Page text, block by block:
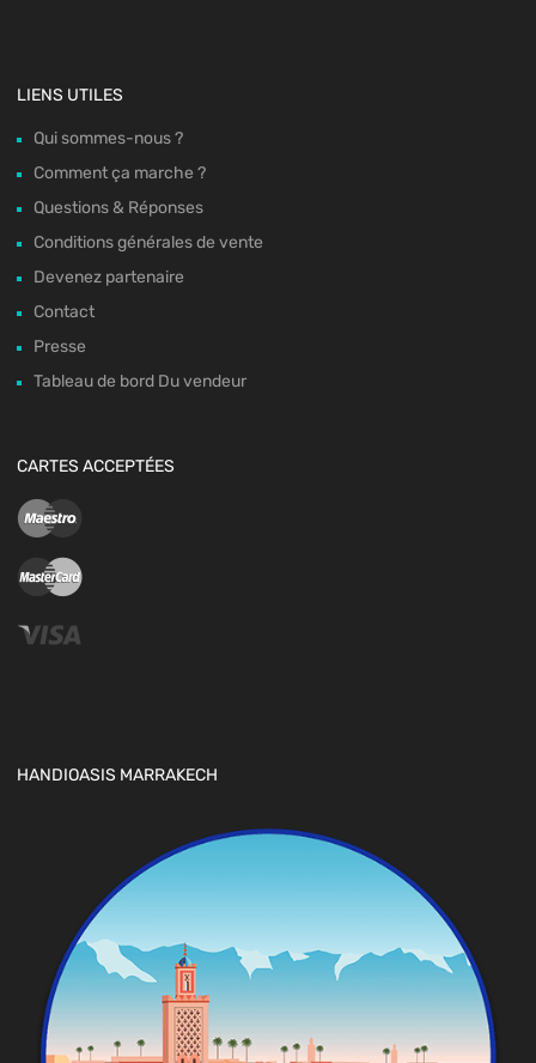
LIENS UTILES
Qui sommes-nous ?
Comment ça marche ?
Questions & Réponses
Conditions générales de vente
Devenez partenaire
Contact
Presse
Tableau de bord Du vendeur
CARTES ACCEPTÉES
HANDIOASIS MARRAKECH